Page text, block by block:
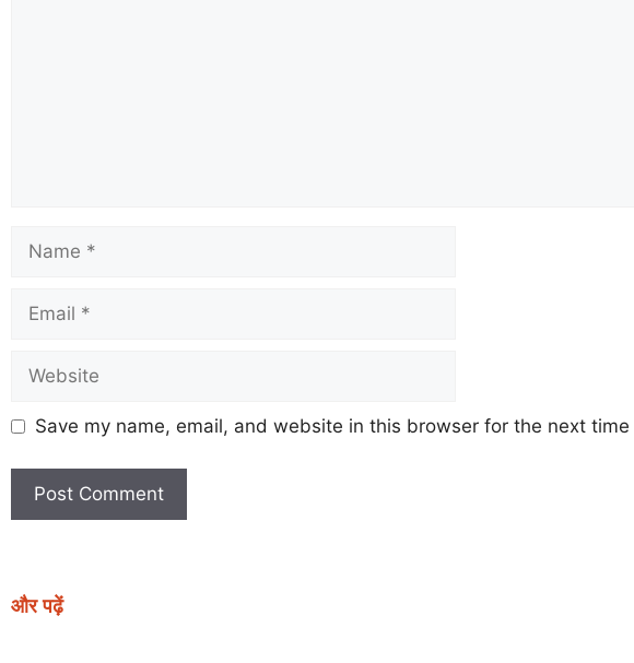
Save my name, email, and website in this browser for the next time
और पढ़ें